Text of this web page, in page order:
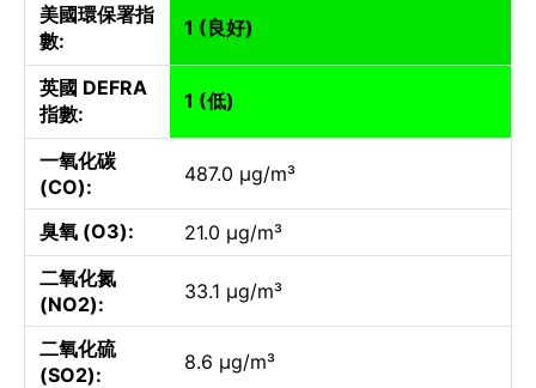
美國環保署指
數:
1 (良好)
英國 DEFRA
指數:
1 (低)
一氧化碳
(CO):
487.0 µg/m³
臭氧 (O3):
21.0 µg/m³
二氧化氮
(NO2):
33.1 µg/m³
二氧化硫
(SO2):
8.6 µg/m³